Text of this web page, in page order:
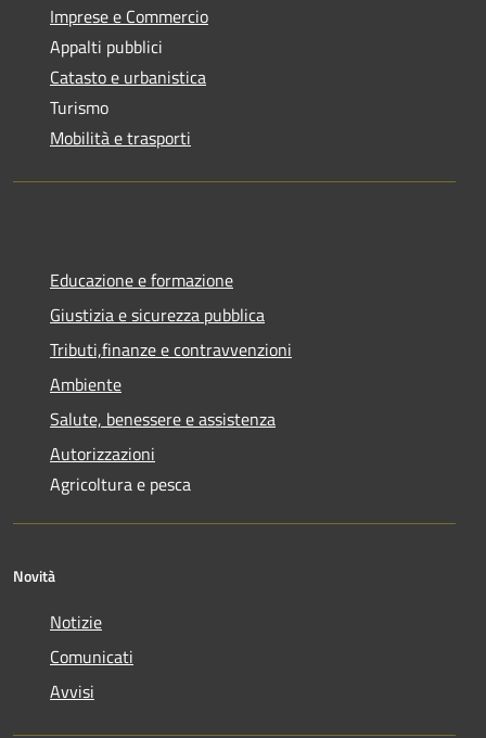
Imprese e Commercio
Appalti pubblici
Catasto e urbanistica
Turismo
Mobilità e trasporti
Educazione e formazione
Giustizia e sicurezza pubblica
Tributi,finanze e contravvenzioni
Ambiente
Salute, benessere e assistenza
Autorizzazioni
Agricoltura e pesca
Novità
Notizie
Comunicati
Avvisi